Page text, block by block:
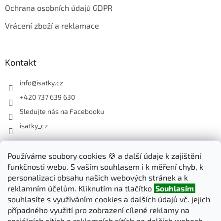
Používáme soubory cookies 🍪 a další údaje k zajištění
funkčnosti webu. S vaším souhlasem i k měření chyb, k
personalizaci obsahu našich webových stránek a k
reklamním účelům. Kliknutím na tlačítko Souhlasím
souhlasíte s využíváním cookies a dalších údajů vč. jejich
případného využití pro zobrazení cílené reklamy na
Ochrana osobních údajů GDPR
Vrácení zboží a reklamace
Kontakt
info@isatky.cz
+420 737 639 630
Sledujte nás na Facebooku
isatky_cz
Odebírat newsletter
Vložte svůj e-mail a my vám budeme zasílat informace o nových
produktech na našem e-shopu.
E-mail